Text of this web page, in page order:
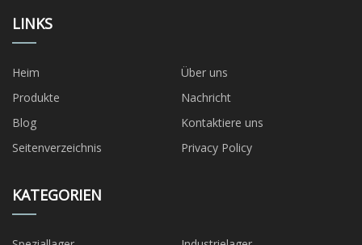
LINKS
Heim
Über uns
Produkte
Nachricht
Blog
Kontaktiere uns
Seitenverzeichnis
Privacy Policy
KATEGORIEN